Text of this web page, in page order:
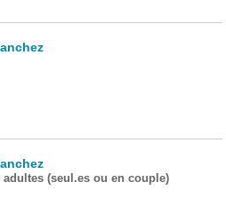
(seul.es ou en couple)